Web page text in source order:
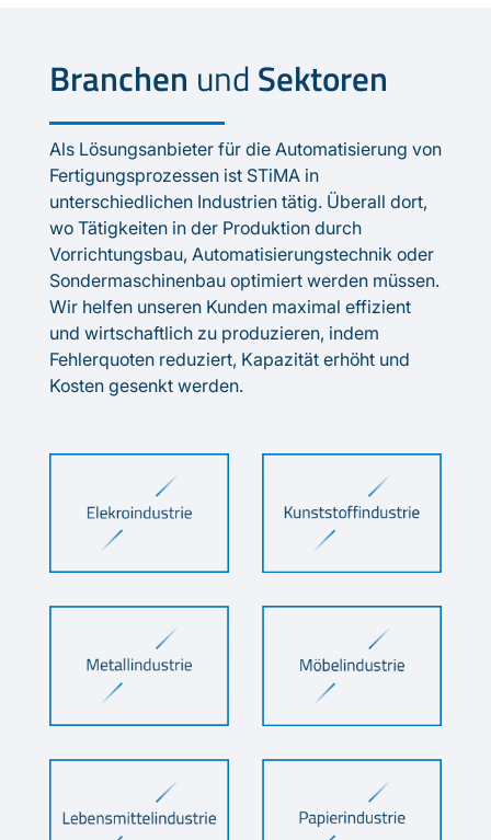
Branchen undSektoren
Als Lösungsanbieter für die Automatisierung von
Fertigungsprozessen ist STiMA in
unterschiedlichen Industrien tätig. Überall dort,
wo Tätigkeiten in der Produktion durch
Vorrichtungsbau, Automatisierungstechnik oder
Sondermaschinenbau optimiert werden müssen.
Wir helfen unseren Kunden maximal effizient
und wirtschaftlich zu produzieren, indem
Fehlerquoten reduziert, Kapazität erhöht und
Kosten gesenkt werden.